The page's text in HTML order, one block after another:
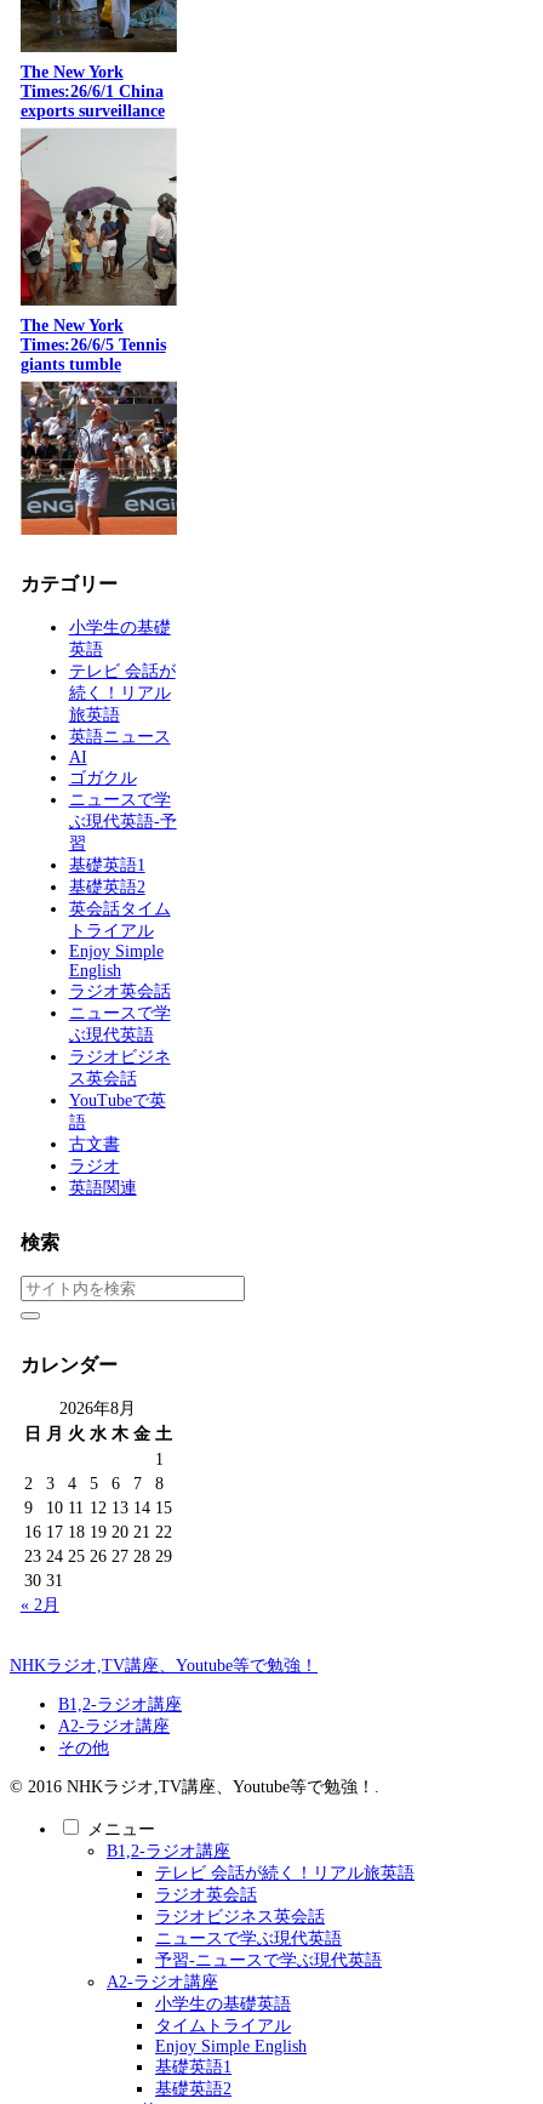
The New York
Times:26/6/1 China
exports surveillance
The New York
Times:26/6/5 Tennis
giants tumble
カテゴリー
小学生の基礎
英語
テレビ 会話が
続く！リアル
旅英語
英語ニュース
AI
ゴガクル
ニュースで学
ぶ現代英語-予
習
基礎英語1
基礎英語2
英会話タイム
トライアル
Enjoy Simple
English
ラジオ英会話
ニュースで学
ぶ現代英語
ラジオビジネ
ス英会話
YouTubeで英
語
古文書
ラジオ
英語関連
検索
カレンダー
2026年8月
日 月 火 水 木 金 土
1
2
3 4 5 6 7
8
9
10 11 12 13 14 15
16 17 18 19 20 21 22
23 24 25 26 27 28 29
30 31
« 2月
NHKラジオ,TV講座、Youtube等で勉強！
B1,2-ラジオ講座
A2-ラジオ講座
その他
© 2016 NHKラジオ,TV講座、Youtube等で勉強！.
メニュー
B1,2-ラジオ講座
テレビ 会話が続く！リアル旅英語
ラジオ英会話
ラジオビジネス英会話
ニュースで学ぶ現代英語
予習-ニュースで学ぶ現代英語
A2-ラジオ講座
小学生の基礎英語
タイムトライアル
Enjoy Simple English
基礎英語1
基礎英語2